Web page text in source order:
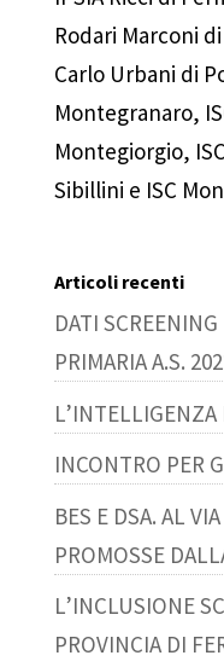
Rodari Marconi
Carlo Urbani di
Montegranaro,
Montegiorgio,
Sibillini e ISC
Articoli recenti
DATI
PRIMARIA A.S.
L’INTELLIGENZA
INCONTRO PER
BES E DSA. AL
PROMOSSE
L’INCLUSIONE
PROVINCIA DI